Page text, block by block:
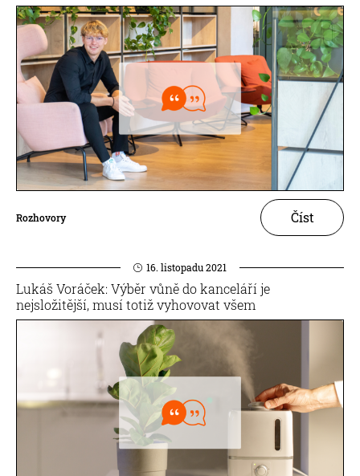
Rozhovory Číst
16. listopadu 2021
Lukáš Voráček: Výběr vůně do kanceláří je
nejsložitější, musí totiž vyhovovat všem